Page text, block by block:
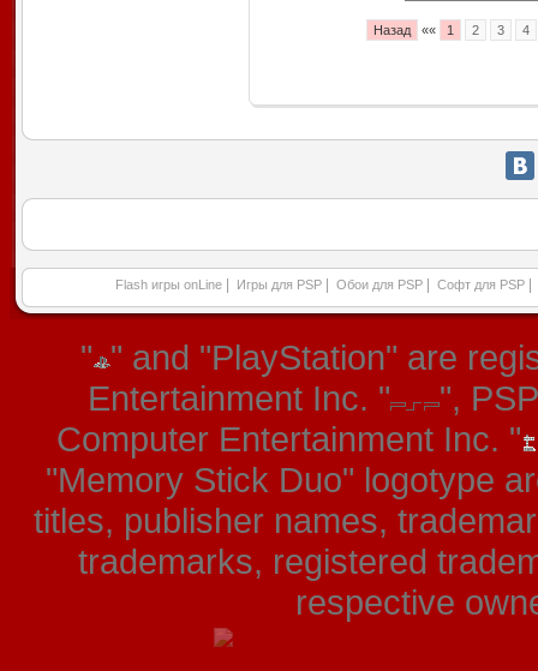
Назад «« 1 2 3 4
Flash игры onLine Игры для PSP Обои для PSP Софт для PSP
" " and "PlayStation" are
Entertainment Inc. "
",
Computer Entertainment Inc. "
"Memory Stick Duo" logotype
titles, publisher names,
trademarks, registered
respective